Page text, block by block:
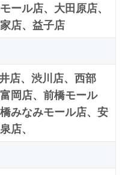
ール店、大田原店、
店、益子店
店、渋川店、西部
岡店、前橋モール
みなみモール店、安
店、